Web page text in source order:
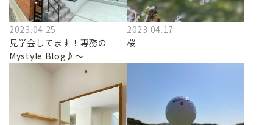
2023.04.25
見学会してます！専務の
Mystyle Blog♪～
2023.04.17
桜